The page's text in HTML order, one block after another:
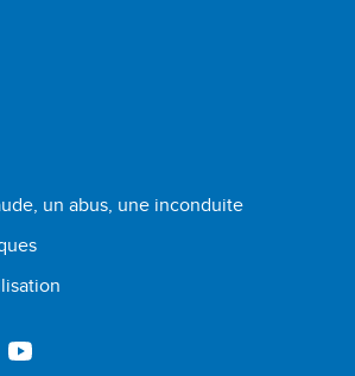
un abus, une inconduite